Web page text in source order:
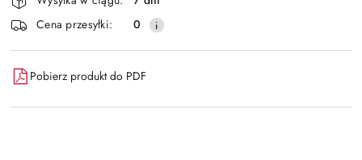
dostawaCena przesyłki:
0
Pobierz produkt do PDF